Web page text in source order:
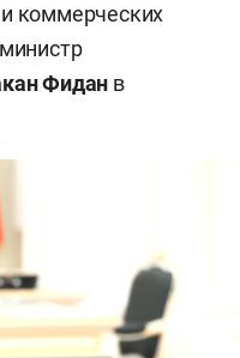
коммерческих
Фидан в